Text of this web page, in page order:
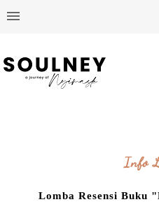
Info
Lomba Resensi Buku